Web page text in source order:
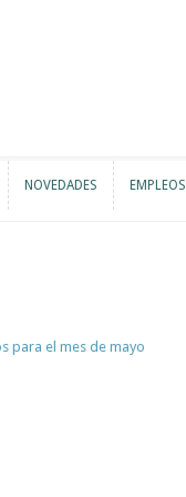
NOVEDADES EMPLEOS
para el mes de mayo